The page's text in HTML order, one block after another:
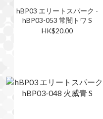
hBP03 エリートスパーク -
hBP03-053 常闇トワ S
HK$20.00